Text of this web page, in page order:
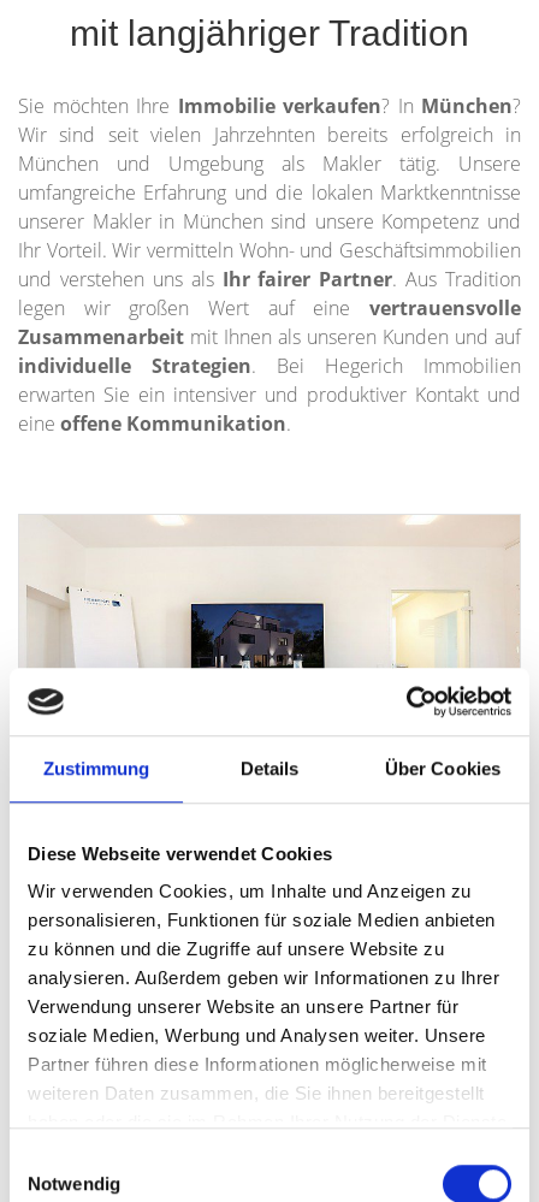
Zustimmung Details Über Cookies
Diese Webseite verwendet Cookies
Wir verwenden Cookies, um Inhalte und Anzeigen zu
personalisieren, Funktionen für soziale Medien anbieten
zu können und die Zugriffe auf unsere Website zu
analysieren. Außerdem geben wir Informationen zu Ihrer
Verwendung unserer Website an unsere Partner für
soziale Medien, Werbung und Analysen weiter. Unsere
Partner führen diese Informationen möglicherweise mit
weiteren Daten zusammen, die Sie ihnen bereitgestellt
Notwendig
mit langjähriger Tradition
Sie möchten Ihre Immobilie verkaufen? In München?
Wir sind seit vielen Jahrzehnten bereits erfolgreich in
München und Umgebung als Makler tätig. Unsere
umfangreiche Erfahrung und die lokalen Marktkenntnisse
unserer Makler in München sind unsere Kompetenz und
Ihr Vorteil. Wir vermitteln Wohn- und Geschäftsimmobilien
und verstehen uns als Ihr fairer Partner. Aus Tradition
legen wir großen Wert auf eine vertrauensvolle
Zusammenarbeit mit Ihnen als unseren Kunden und auf
individuelle Strategien. Bei Hegerich Immobilien
erwarten Sie ein intensiver und produktiver Kontakt und
eine offene Kommunikation.
Immobilienbüro München-Sendling
Hegerich Immobilien GmbH
Am Westpark 7
81373 München
Telefon: +49 89 / 230 69 62 0
Telefax: +49 89 / 230 69 62 44
E-Mail:info@hegerich-immobilien.de
Call-Back-Service